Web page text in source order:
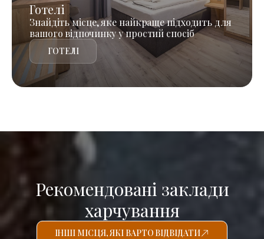
Готелі
Знайдіть місце, яке найкраще підходить для
вашого відпочинку у простий спосіб
ГОТЕЛІ
Рекомендовані заклади
харчування
ІНШІ МІСЦЯ, ЯКІ ВАРТО ВІДВІДАТИ